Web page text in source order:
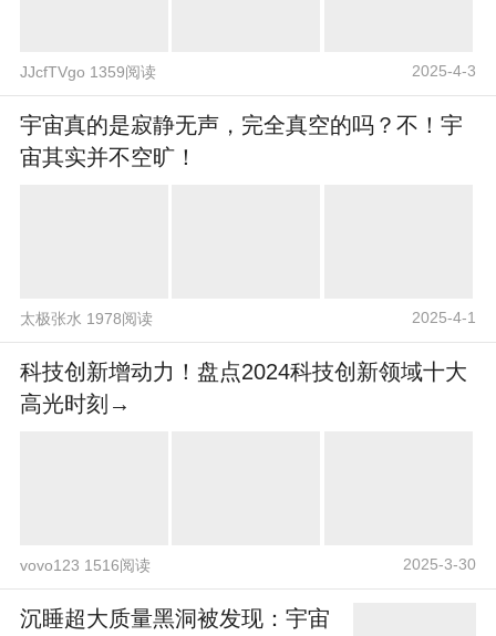
JJcfTVgo 1359阅读 2025-4-3
宇宙真的是寂静无声，完全真空的吗？不！宇
宙其实并不空旷！
太极张水 1978阅读 2025-4-1
科技创新增动力！盘点2024科技创新领域十大
高光时刻→
vovo123 1516阅读 2025-3-30
沉睡超大质量黑洞被发现：宇宙